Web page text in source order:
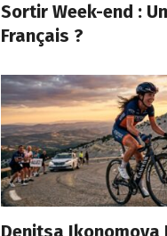
Sortir Week-end :
Français ?